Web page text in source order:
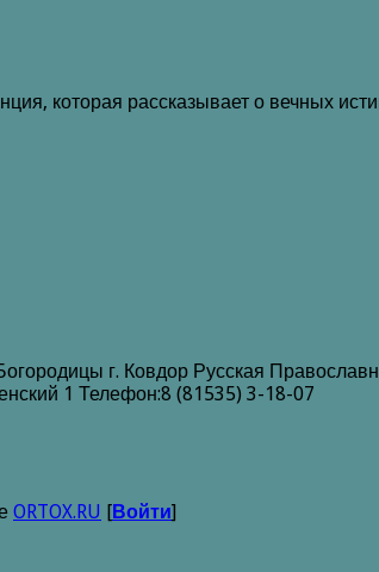
которая рассказывает о вечных
г. Ковдор Русская
1 Телефон:8 (81535) 3-18-07
ORTOX.RU [Войти]